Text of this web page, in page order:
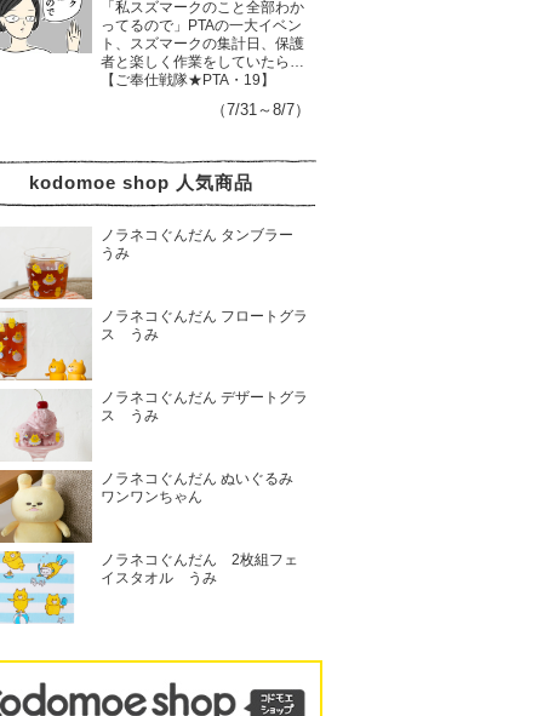
「私スズマークのこと全部わか
ってるので」PTAの一大イベン
ト、スズマークの集計日、保護
者と楽しく作業をしていたら…
【ご奉仕戦隊★PTA・19】
（7/31～8/7）
kodomoe shop 人気商品
ノラネコぐんだん タンブラー
うみ
ノラネコぐんだん フロートグラ
ス うみ
ノラネコぐんだん デザートグラ
ス うみ
ノラネコぐんだん ぬいぐるみ
ワンワンちゃん
ノラネコぐんだん 2枚組フェ
イスタオル うみ